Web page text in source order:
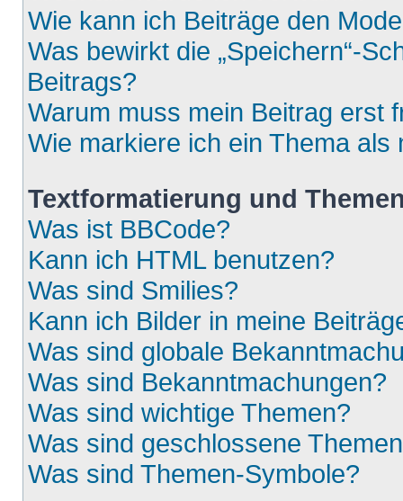
Wie kann ich Beiträge den
Was bewirkt die „Speichern“-
Beitrags?
Warum muss mein Beitrag erst
Wie markiere ich ein Thema als
Textformatierung und
Was ist BBCode?
Kann ich HTML benutzen?
Was sind Smilies?
Kann ich Bilder in meine
Was sind globale
Was sind Bekanntmachungen?
Was sind wichtige Themen?
Was sind geschlossene
Was sind Themen-Symbole?